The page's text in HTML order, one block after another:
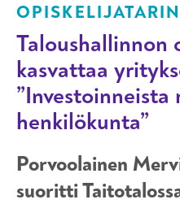
Taloushallinnon
kasvattaa
henkilökunta”
Porvoolainen
suoritti